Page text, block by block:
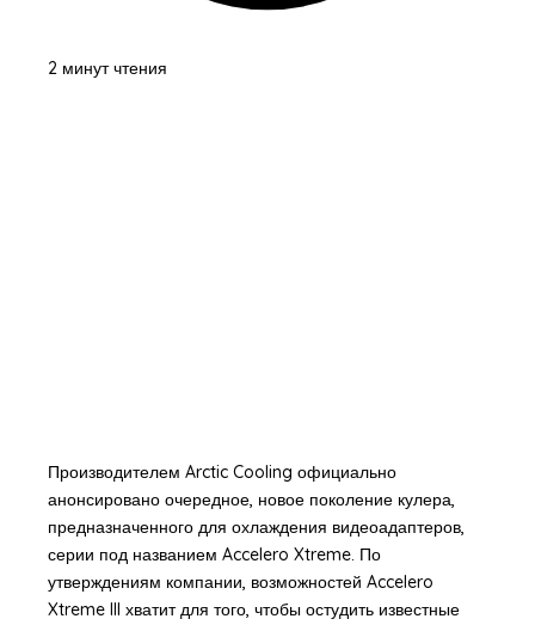
2 минут чтения
Производителем Arctic Cooling официально
анонсировано очередное, новое поколение кулера,
предназначенного для охлаждения видеоадаптеров,
серии под названием Accelero Xtreme. По
утверждениям компании, возможностей Accelero
Xtreme III хватит для того, чтобы остудить известные